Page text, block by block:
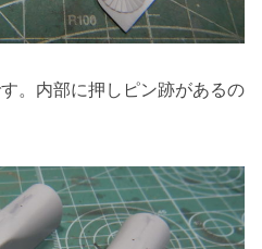
。内部に押しピン跡があるの